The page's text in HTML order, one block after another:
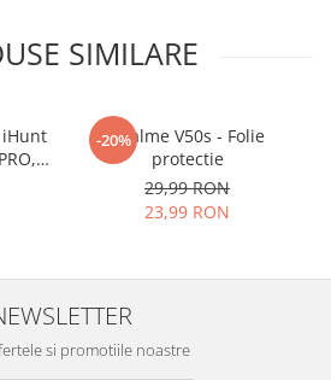
Glass flexibil.
caNU SE
in mii de cioburi
si periculoase.
si spargere, ci si
ecranul!
rezistenta 9H la
SIMILARE
-20%
Realme V50s - Folie
protectie
29,99 RON
23,99 RON
si promotiile noastre